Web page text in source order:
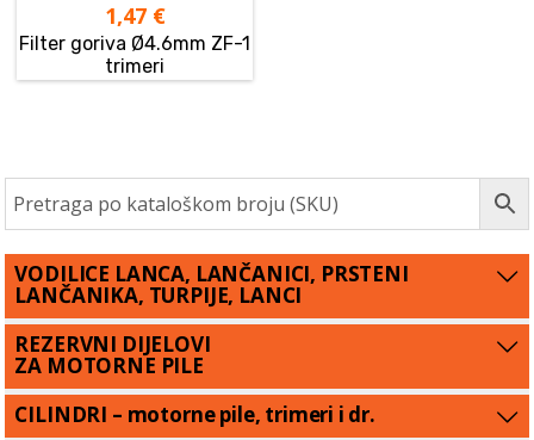
1,47 €
Filter goriva Ø4.6mm ZF-1
trimeri
VODILICE LANCA, LANČANICI, PRSTENI
LANČANIKA, TURPIJE, LANCI
REZERVNI DIJELOVI
ZA MOTORNE PILE
CILINDRI – motorne pile, trimeri i dr.